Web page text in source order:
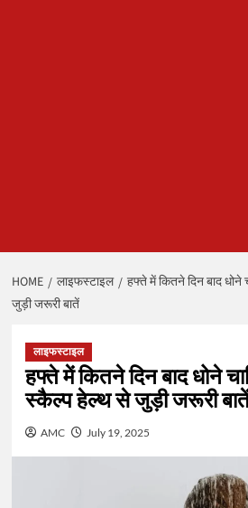
HOME लाइफस्टाइल
हफ्ते में कितने दिन बाद
जुड़ी जरूरी बातें
लाइफस्टाइल
हफ्ते में कितने दिन बाद धोने
स्कैल्प हेल्थ से जुड़ी जरूरी
AMC July 19, 2025